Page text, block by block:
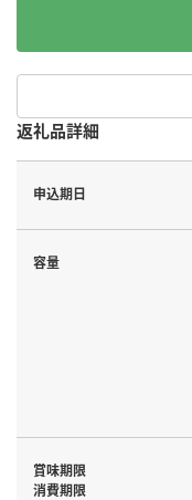
返礼品詳細
申込期日
容量
賞味期限
消費期限